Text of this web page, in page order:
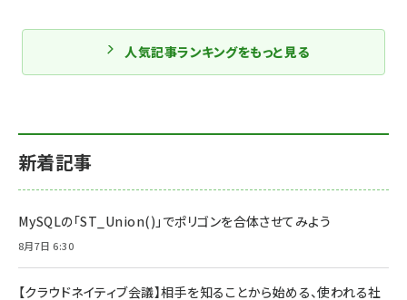
人気記事ランキングをもっと見る
新着記事
MySQLの「ST_Union()」でポリゴンを合体させてみよう
8月7日 6:30
【クラウドネイティブ会議】相手を知ることから始める、使われる社